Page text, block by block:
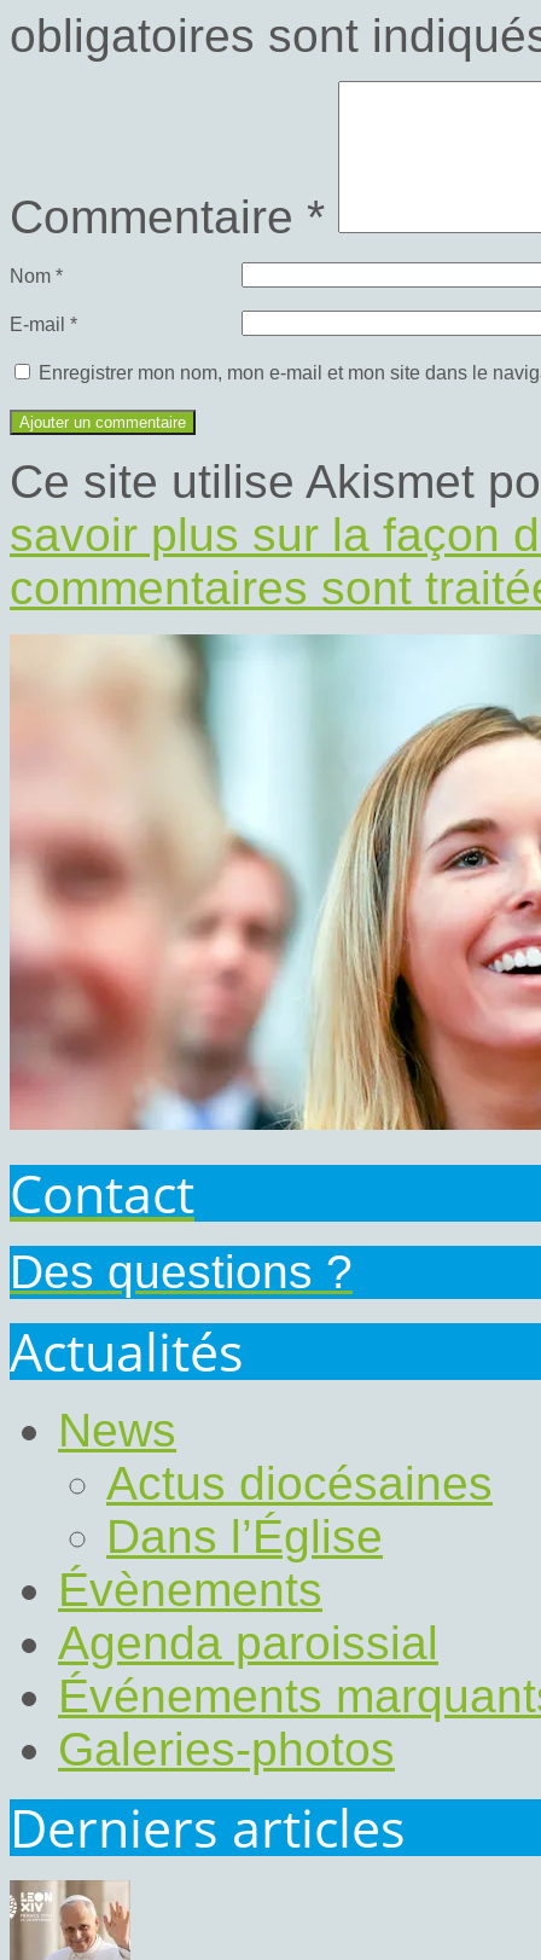
obligatoires sont
Commentaire *
Nom *
E-mail *
Enregistrer mon nom, mon e-mail et mon site dans le
Ce site utilise Akismet
savoir plus sur la façon
commentaires sont
Contact
Des questions ?
Actualités
News
Actus diocésaines
Dans l’Église
Évènements
Agenda paroissial
Événements
Galeries-photos
Derniers articles